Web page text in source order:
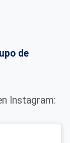
de
Instagram: